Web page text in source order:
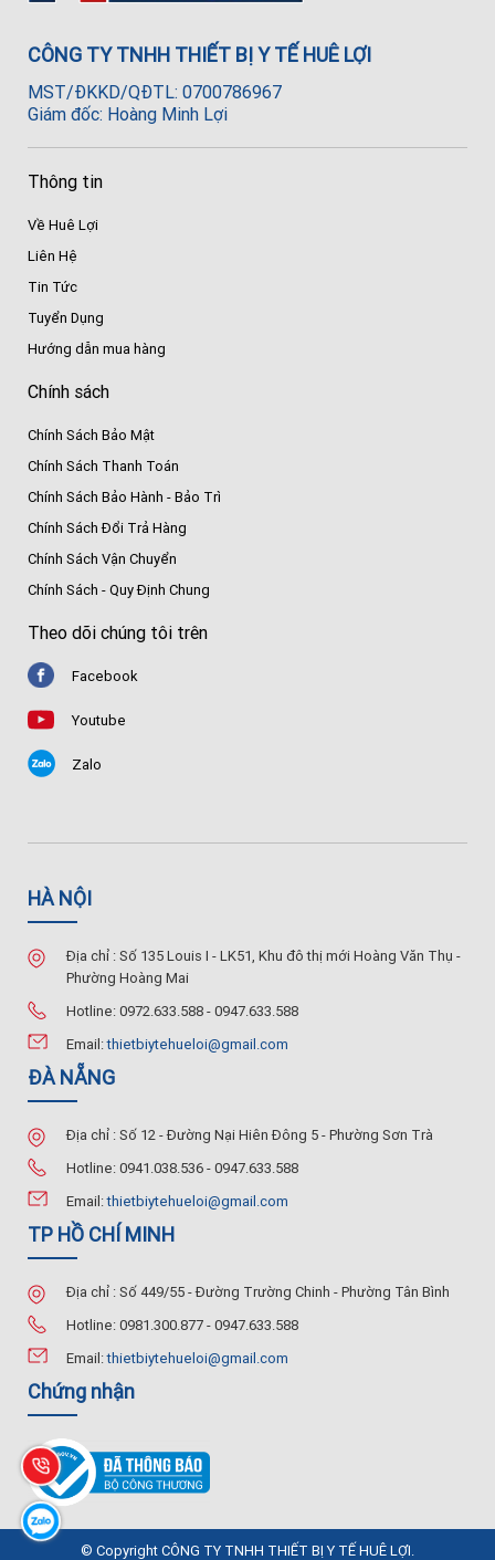
CÔNG TY TNHH THIẾT BỊ Y TẾ HUÊ LỢI
MST/ĐKKD/QĐTL: 0700786967
Giám đốc: Hoàng Minh Lợi
Thông tin
Về Huê Lợi
Liên Hệ
Tin Tức
Tuyển Dụng
Hướng dẫn mua hàng
Chính sách
Chính Sách Bảo Mật
Chính Sách Thanh Toán
Chính Sách Bảo Hành - Bảo Trì
Chính Sách Đổi Trả Hàng
Chính Sách Vận Chuyển
Chính Sách - Quy Định Chung
Theo dõi chúng tôi trên
Facebook
Youtube
Zalo
HÀ NỘI
Địa chỉ : Số 135 Louis I - LK51, Khu đô thị mới Hoàng Văn Thụ -
Phường Hoàng Mai
Hotline: 0972.633.588 - 0947.633.588
Email:thietbiytehueloi@gmail.com
ĐÀ NẴNG
Địa chỉ : Số 12 - Đường Nại Hiên Đông 5 - Phường Sơn Trà
Hotline: 0941.038.536 - 0947.633.588
Email:thietbiytehueloi@gmail.com
TP HỒ CHÍ MINH
Địa chỉ : Số 449/55 - Đường Trường Chinh - Phường Tân Bình
Hotline: 0981.300.877 - 0947.633.588
Email:thietbiytehueloi@gmail.com
Chứng nhận
© Copyright CÔNG TY TNHH THIẾT BỊ Y TẾ HUÊ LỢI.